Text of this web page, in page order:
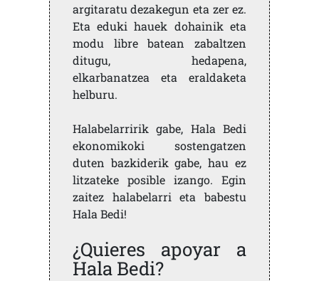
argitaratu dezakegun eta zer ez.
Eta eduki hauek dohainik eta
modu libre batean zabaltzen
ditugu, hedapena,
elkarbanatzea eta eraldaketa
helburu.
Halabelarririk gabe, Hala Bedi
ekonomikoki sostengatzen
duten bazkiderik gabe, hau ez
litzateke posible izango. Egin
zaitez halabelarri eta babestu
Hala Bedi!
¿Quieres apoyar a
Hala Bedi?